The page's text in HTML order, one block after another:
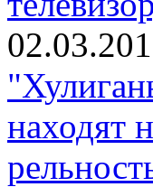
находят